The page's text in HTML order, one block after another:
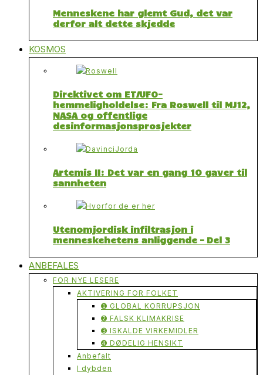
Menneskene har glemt Gud, det var
derfor alt dette skjedde
KOSMOS
Direktivet om ET/UFO-
hemmeligholdelse: Fra Roswell til MJ12,
NASA og offentlige
desinformasjonsprosjekter
Artemis II: Det var en gang 10 gaver til
sannheten
Utenomjordisk infiltrasjon i
menneskehetens anliggende – Del 3
ANBEFALES
FOR NYE LESERE
AKTIVERING FOR FOLKET
➊ GLOBAL KORRUPSJON
➋ FALSK KLIMAKRISE
➌ ISKALDE VIRKEMIDLER
➍ DØDELIG HENSIKT
Anbefalt
I dybden